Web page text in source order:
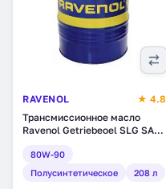
RAVENOL
★ 4.8
Трансмиссионное масло
Ravenol Getriebeoel SLG SAE
208 л (1223305-208)
80W-90
Полусинтетическое
208 л